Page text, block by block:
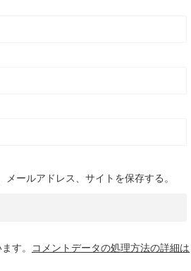
ールアドレス、サイトを保存する。
す。
コメントデータの処理方法の詳細は